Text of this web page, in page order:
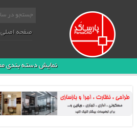
صفحه اصلی
نمایش دسته بندی